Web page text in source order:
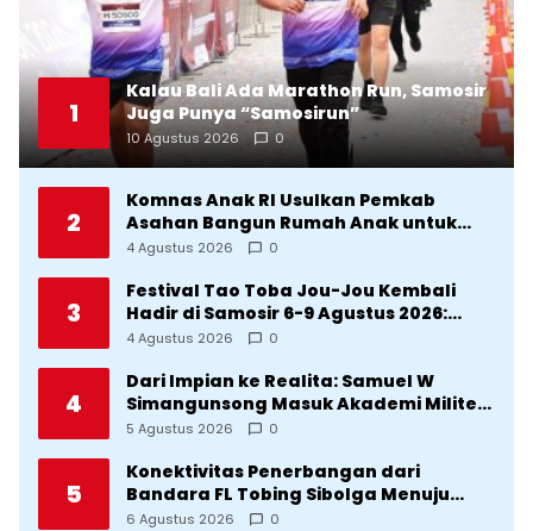
1
Kalau Bali Ada Marathon Run, Samosir
Juga Punya “Samosirun”
10 Agustus 2026 0
2
Komnas Anak RI Usulkan Pemkab
Asahan Bangun Rumah Anak untuk
Korban Kekerasan
4 Agustus 2026 0
3
Festival Tao Toba Jou-Jou Kembali
Hadir di Samosir 6-9 Agustus 2026:
Datang Saksikan Kemeriahan dan Raih
4 Agustus 2026 0
4
Dari Impian ke Realita: Samuel W
Simangunsong Masuk Akademi Militer
2026 Jalur Akselerasi
5 Agustus 2026 0
5
Konektivitas Penerbangan dari
Bandara FL Tobing Sibolga Menuju
Jakarta Jadi Perhatian Anggota DPR RI
6 Agustus 2026 0